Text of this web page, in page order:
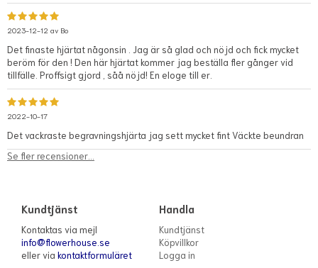
2023-12-12 av Bo
Det finaste hjärtat någonsin . Jag är så glad och nöjd och fick mycket
beröm för den ! Den här hjärtat kommer jag beställa fler gånger vid
tillfälle. Proffsigt gjord , såå nöjd! En eloge till er.
2022-10-17
Det vackraste begravningshjärta jag sett mycket fint Väckte beundran
Se fler recensioner...
Kundtjänst
Kontaktas via mejl
info@flowerhouse.se
eller via kontaktformuläret
Handla
Kundtjänst
Köpvillkor
Logga in